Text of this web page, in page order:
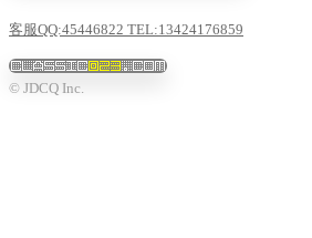
客服QQ:45446822 TEL:13424176859
© JDCQ Inc.